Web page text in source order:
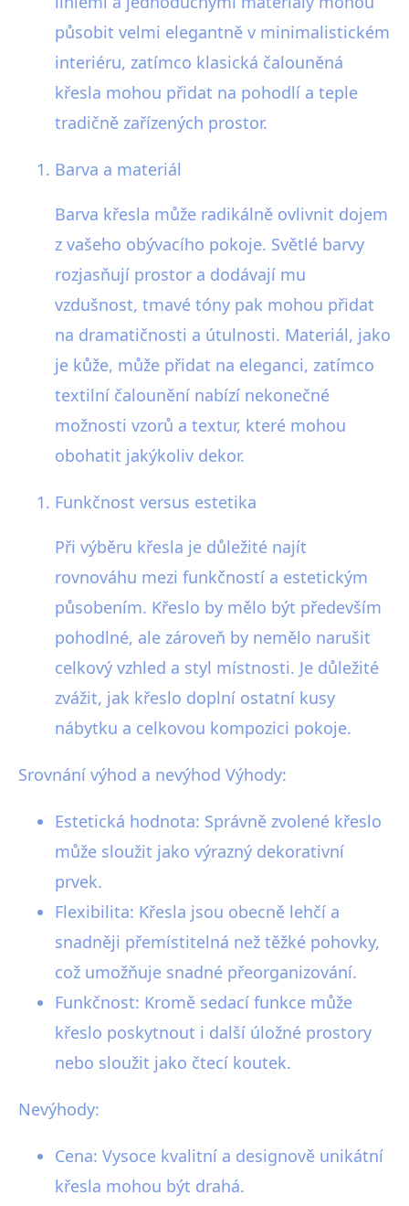
působit velmi elegantně v minimalistickém
interiéru, zatímco klasická čalouněná
křesla mohou přidat na pohodlí a teple
tradičně zařízených prostor.
Barva a materiál
Barva křesla může radikálně ovlivnit dojem
z vašeho obývacího pokoje. Světlé barvy
rozjasňují prostor a dodávají mu
vzdušnost, tmavé tóny pak mohou přidat
na dramatičnosti a útulnosti. Materiál, jako
je kůže, může přidat na eleganci, zatímco
textilní čalounění nabízí nekonečné
možnosti vzorů a textur, které mohou
obohatit jakýkoliv dekor.
Funkčnost versus estetika
Při výběru křesla je důležité najít
rovnováhu mezi funkčností a estetickým
působením. Křeslo by mělo být především
pohodlné, ale zároveň by nemělo narušit
celkový vzhled a styl místnosti. Je důležité
zvážit, jak křeslo doplní ostatní kusy
nábytku a celkovou kompozici pokoje.
Srovnání výhod a nevýhod Výhody:
Estetická hodnota: Správně zvolené křeslo
může sloužit jako výrazný dekorativní
prvek.
Flexibilita: Křesla jsou obecně lehčí a
snadněji přemístitelná než těžké pohovky,
což umožňuje snadné přeorganizování.
Funkčnost: Kromě sedací funkce může
křeslo poskytnout i další úložné prostory
nebo sloužit jako čtecí koutek.
Nevýhody:
Cena: Vysoce kvalitní a designově unikátní
křesla mohou být drahá.